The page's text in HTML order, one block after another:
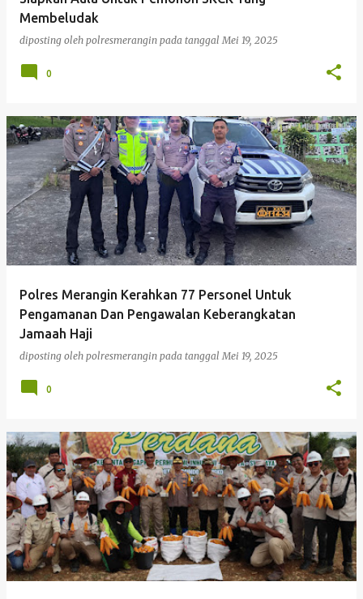
Membeludak
diposting oleh polresmerangin pada tanggal Mei 19, 2025
0
Polres Merangin Kerahkan 77 Personel Untuk
Pengamanan Dan Pengawalan Keberangkatan
Jamaah Haji
diposting oleh polresmerangin pada tanggal Mei 19, 2025
0